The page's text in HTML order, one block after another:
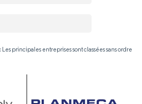
principales entreprises sont classées sans ordre